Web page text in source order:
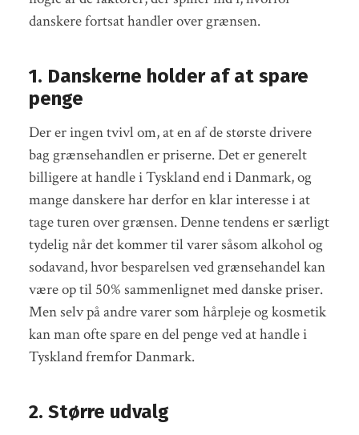
danskere fortsat handler over grænsen.
1. Danskerne holder af at spare
penge
Der er ingen tvivl om, at en af de største drivere
bag grænsehandlen er priserne. Det er generelt
billigere at handle i Tyskland end i Danmark, og
mange danskere har derfor en klar interesse i at
tage turen over grænsen. Denne tendens er særligt
tydelig når det kommer til varer såsom alkohol og
sodavand, hvor besparelsen ved grænsehandel kan
være op til 50% sammenlignet med danske priser.
Men selv på andre varer som hårpleje og kosmetik
kan man ofte spare en del penge ved at handle i
Tyskland fremfor Danmark.
2. Større udvalg